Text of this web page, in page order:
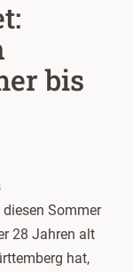
bis
Sommer
28 Jahren alt
hat,